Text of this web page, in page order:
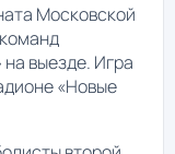
Московской
выезде. Игра
«Новые